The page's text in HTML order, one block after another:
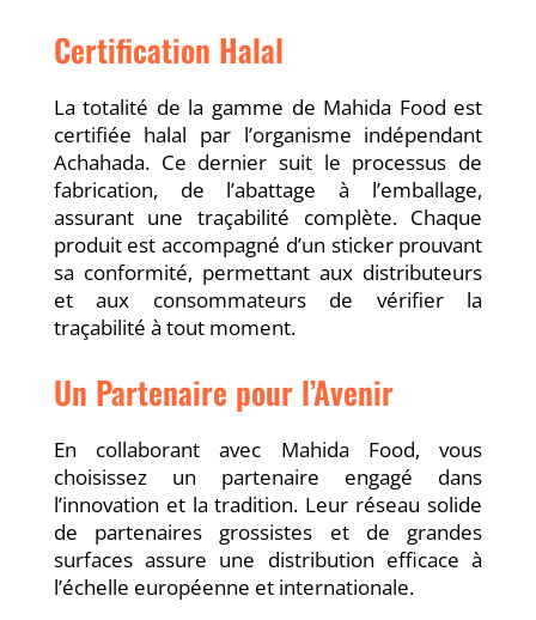
Certification Halal
La totalité de la gamme de Mahida Food est
certifiée halal par l’organisme indépendant
Achahada. Ce dernier suit le processus de
fabrication, de l’abattage à l’emballage,
assurant une traçabilité complète. Chaque
produit est accompagné d’un sticker prouvant
sa conformité, permettant aux distributeurs
et aux consommateurs de vérifier la
traçabilité à tout moment.
Un Partenaire pour l’Avenir
En collaborant avec Mahida Food, vous
choisissez un partenaire engagé dans
l’innovation et la tradition. Leur réseau solide
de partenaires grossistes et de grandes
surfaces assure une distribution efficace à
l’échelle européenne et internationale.